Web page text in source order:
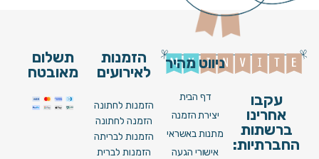
עקבו
אחרינו
ברשתות
החברתיות:
ניווט מהיר
דף הבית
יצירת הזמנה
מתנות באשראי
אישורי הגעה
הזמנות
לאירועים
הזמנות לחתונה
הזמנה לחתונה
הזמנות לבריתה
הזמנות לברית
תשלום
מאובטח